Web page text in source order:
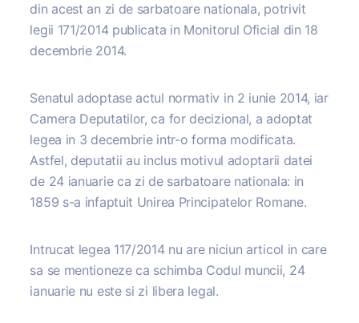
din acest an zi de sarbatoare nationala, potrivit
legii 171/2014 publicata in Monitorul Oficial din 18
decembrie 2014.
Senatul adoptase actul normativ in 2 iunie 2014, iar
Camera Deputatilor, ca for decizional, a adoptat
legea in 3 decembrie intr-o forma modificata.
Astfel, deputatii au inclus motivul adoptarii datei
de 24 ianuarie ca zi de sarbatoare nationala: in
1859 s-a infaptuit Unirea Principatelor Romane.
Intrucat legea 117/2014 nu are niciun articol in care
sa se mentioneze ca schimba Codul muncii, 24
ianuarie nu este si zi libera legal.